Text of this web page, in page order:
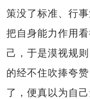
策没了标准、行
把自身能力作用
己，于是漠视规
的经不住吹捧夸
了，便真以为自